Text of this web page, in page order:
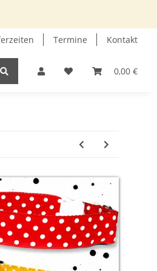
Termine Kontakt
0,00 €